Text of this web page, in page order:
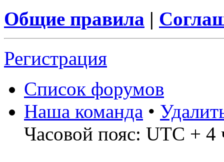
Общие правила |
Регистрация
Список форумов
Наша команда •
Часовой пояс: UTC + 4